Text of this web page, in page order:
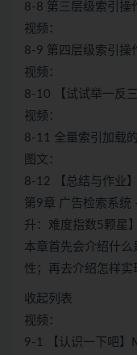
8-8 第三层级索引操
视频：
8-9 第四层级索引操
视频：
8-10 【试试举一反
视频：
8-11 全量索引加载
图文：
8-12 【总结与作业
第9章 广告检索系统
升：难度指数5颗星
本章首先会介绍什
性；再去介绍怎样实
收起列表
视频：
9-1 【认识一下吧】